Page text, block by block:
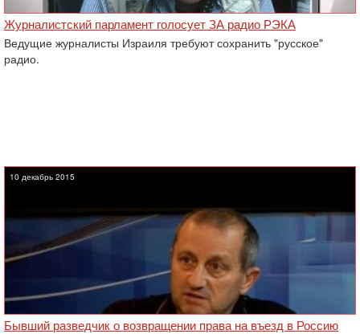
Журналистский парламент голосует ЗА радио РЭКА
Ведущие журналисты Израиля требуют сохранить "русское"
радио.
10 декабрь 2015
Бывший разведчик о возвращении права на въезд в Россию